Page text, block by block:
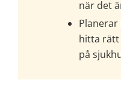
när det
hitta rätt
på